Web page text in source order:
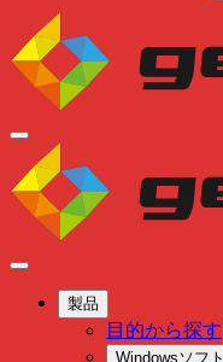
製品
目的から探す
Windowsソフト